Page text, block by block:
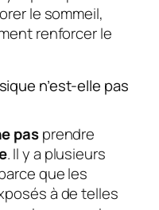
le sommeil,
renforcer le
n’est-elle pas
pasprendre
. Il y a plusieurs
que les
à de telles